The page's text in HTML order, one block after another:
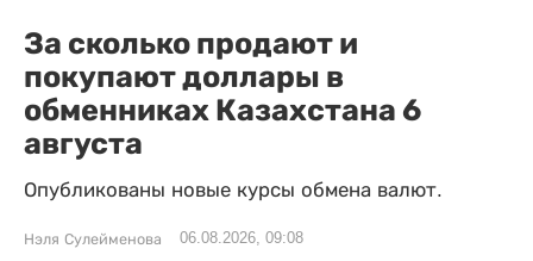
За сколько продают и
покупают доллары в
обменниках Казахстана 6
августа
Опубликованы новые курсы обмена валют.
Нэля Сулейменова 06.08.2026, 09:08